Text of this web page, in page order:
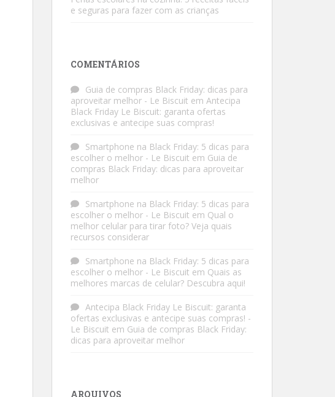
e seguras para fazer com as crianças
COMENTÁRIOS
Guia de compras Black Friday: dicas para
aproveitar melhor - Le Biscuit em Antecipa
Black Friday Le Biscuit: garanta ofertas
exclusivas e antecipe suas compras!
Smartphone na Black Friday: 5 dicas para
escolher o melhor - Le Biscuit em Guia de
compras Black Friday: dicas para aproveitar
melhor
Smartphone na Black Friday: 5 dicas para
escolher o melhor - Le Biscuit em Qual o
melhor celular para tirar foto? Veja quais
recursos considerar
Smartphone na Black Friday: 5 dicas para
escolher o melhor - Le Biscuit em Quais as
melhores marcas de celular? Descubra aqui!
Antecipa Black Friday Le Biscuit: garanta
ofertas exclusivas e antecipe suas compras! -
Le Biscuit em Guia de compras Black Friday:
dicas para aproveitar melhor
ARQUIVOS